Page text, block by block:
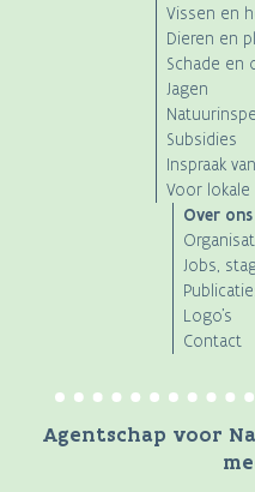
Vissen en
Dieren en
Schade en
Jagen
Subsidies
Inspraak
Voor
Over ons
Jobs,
Logo's
Contact
Agentschap voor